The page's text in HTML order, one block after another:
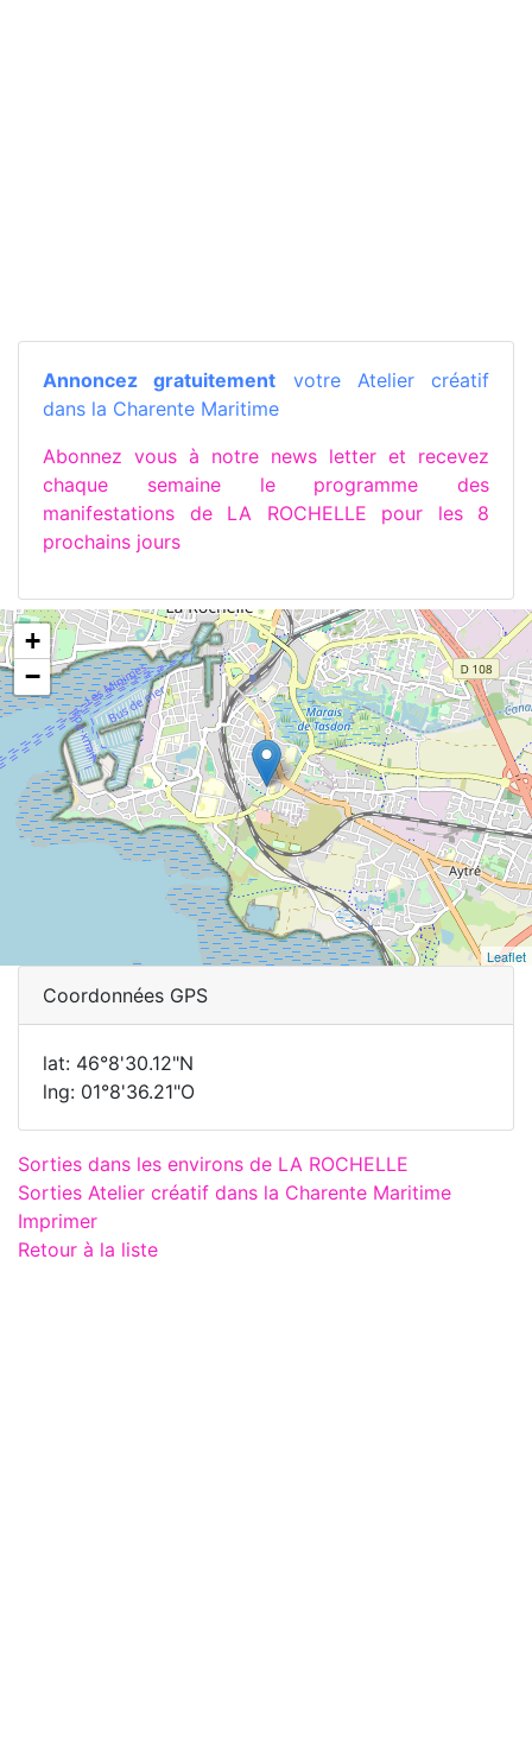
Annoncez gratuitement votre Atelier créatif
dans la Charente Maritime
Abonnez vous à notre news letter et recevez
chaque semaine le programme des
manifestations de LA ROCHELLE pour les 8
prochains jours
+
−
Leaflet
Coordonnées GPS
lat: 46°8'30.12"N
lng: 01°8'36.21"O
Sorties dans les environs de LA ROCHELLE
Sorties Atelier créatif dans la Charente Maritime
Imprimer
Retour à la liste